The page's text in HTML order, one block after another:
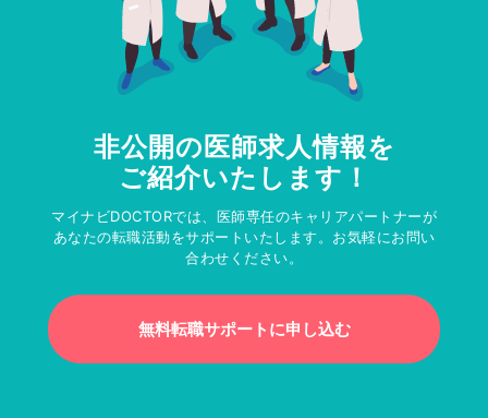
非公開の医師求人情報を
ご紹介いたします！
マイナビDOCTORでは、医師専任のキャリアパートナーが
あなたの転職活動をサポートいたします。お気軽にお問い
合わせください。
無料転職サポートに申し込む